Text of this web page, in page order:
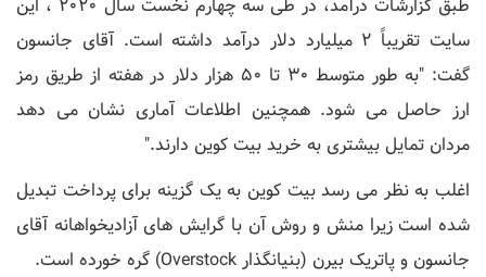
طبق گزارشات درآمد، در طی سه چهارم نخست سال 2020 ، این
سایت تقریباً 2 میلیارد دلار درآمد داشته است. آقای جانسون
گفت: "به طور متوسط 30 تا 50 هزار دلار در هفته از طریق رمز
ارز حاصل می شود. همچنین اطلاعات آماری نشان می دهد
مردان تمایل بیشتری به خرید بیت کوین دارند."
اغلب به نظر می رسد بیت کوین به یک گزینه برای پرداخت تبدیل
شده است زیرا منش و روش آن با گرایش های آزادیخواهانه آقای
جانسون و پاتریک بیرن (بنیانگذار Overstock) گره خورده است.